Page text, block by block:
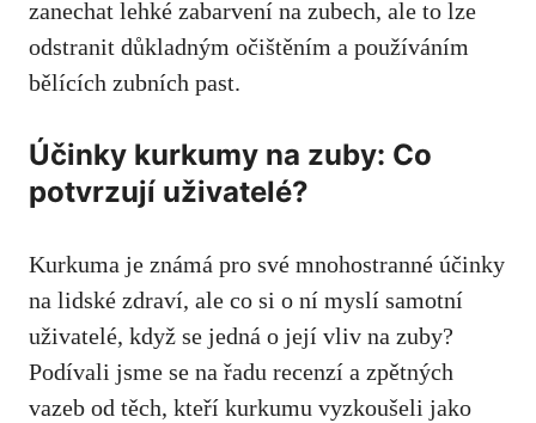
zanechat lehké zabarvení na zubech, ⁢ale to ‌lze
odstranit důkladným očištěním a používáním
bělících zubních past.
Účinky kurkumy na zuby: Co
potvrzují uživatelé?
Kurkuma je známá pro své mnohostranné účinky
na‌ lidské zdraví, ale co si o ní myslí ​samotní
uživatelé, když se jedná o její vliv na zuby?​
Podívali ‍jsme​ se na řadu recenzí a zpětných
vazeb od těch, kteří kurkumu vyzkoušeli jako